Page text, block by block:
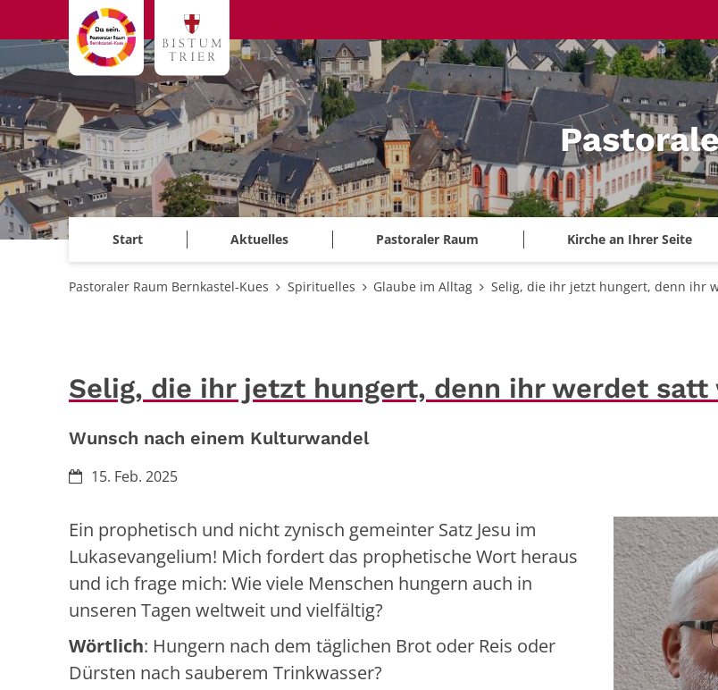
Zum Inhalt springen
Start Aktuelles Pastoraler Raum Kirche an Ihrer Seite
Pastoraler Raum Bernkastel-Kues Spirituelles Glaube im Alltag Selig, die ihr jetzt hungert, denn ihr
Selig, die ihr jetzt hungert, denn ihr werdet satt
Wunsch nach einem Kulturwandel
Datum:15. Feb. 2025
Ein prophetisch und nicht zynisch gemeinter Satz Jesu im
Lukasevangelium! Mich fordert das prophetische Wort heraus
und ich frage mich: Wie viele Menschen hungern auch in
unseren Tagen weltweit und vielfältig?
Wörtlich: Hungern nach dem täglichen Brot oder Reis oder
Dürsten nach sauberem Trinkwasser?